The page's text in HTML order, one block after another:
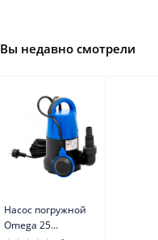
Вы недавно смотрели
Насос погружной
Omega 25